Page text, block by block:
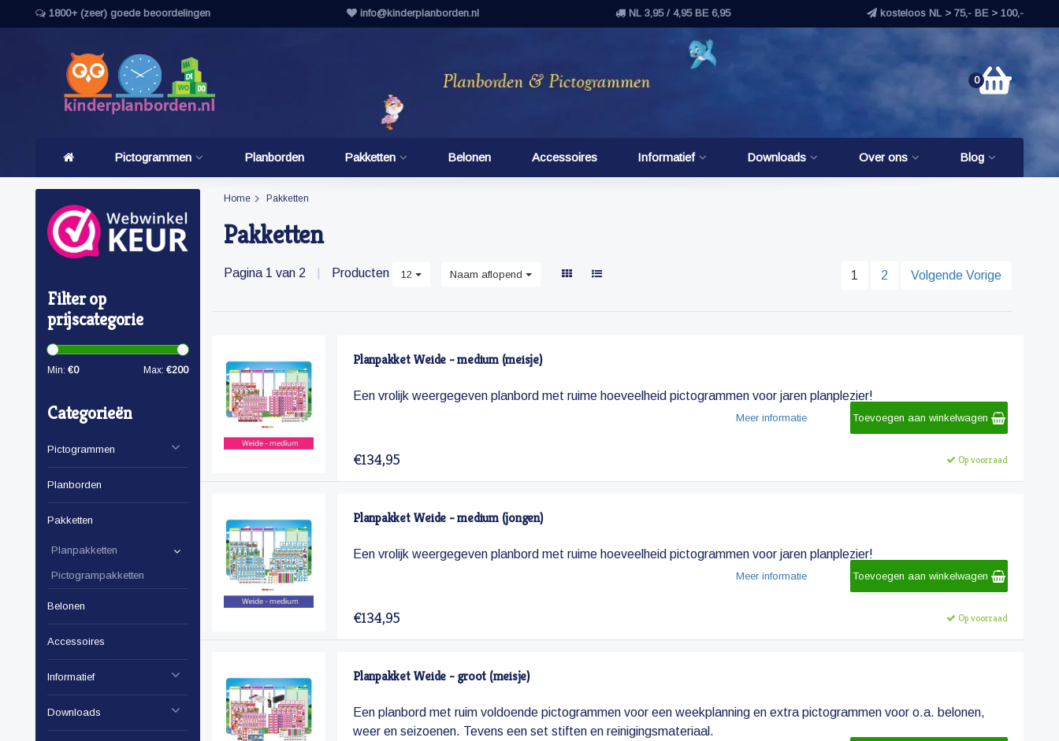
1800+ (zeer) goede beoordelingen info@kinderplanborden.nl NL 3,95 / 4,95 BE 6,95 kosteloos NL > 75,- BE > 100,-
0
Pictogrammen Planborden Pakketten Belonen Accessoires Informatief Downloads Over ons Blog
Filter op
prijscategorie
Min: €0 Max: €200
Categorieën
Pictogrammen
Planborden
Pakketten
Planpakketten
Pictogrampakketten
Belonen
Accessoires
Informatief
Downloads
Home Pakketten
Pakketten
Pagina 1 van 2 Producten 12 Naam aflopend 1 2 Volgende Vorige
Planpakket Weide - medium (meisje)
Een vrolijk weergegeven planbord met ruime hoeveelheid pictogrammen voor jaren planplezier!
€134,95 Op voorraad
Toevoegen aan winkelwagen
Meer informatie
Planpakket Weide - medium (jongen)
Een vrolijk weergegeven planbord met ruime hoeveelheid pictogrammen voor jaren planplezier!
€134,95 Op voorraad
Toevoegen aan winkelwagen
Meer informatie
Planpakket Weide - groot (meisje)
Een planbord met ruim voldoende pictogrammen voor een weekplanning en extra pictogrammen voor o.a. belonen,
weer en seizoenen. Tevens een set stiften en reinigingsmateriaal.